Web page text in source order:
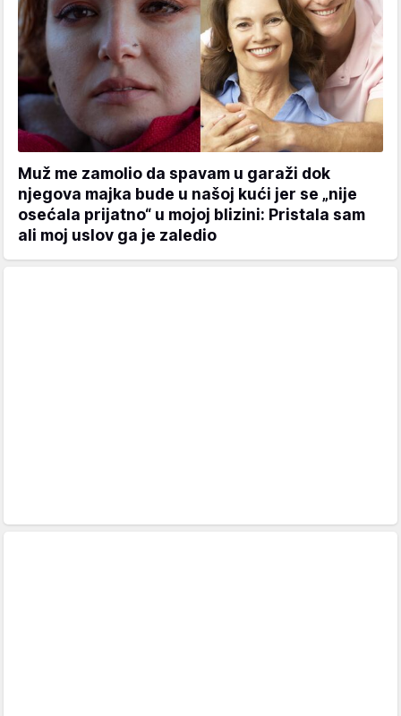
Muž me zamolio da spavam u garaži dok
njegova majka bude u našoj kući jer se „nije
osećala prijatno“ u mojoj blizini: Pristala sam
ali moj uslov ga je zaledio